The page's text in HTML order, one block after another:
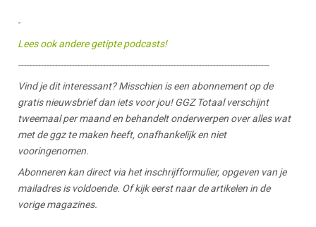
-
Lees ook andere getipte podcasts!
-----------------------------------------------------------------------------------------
Vind je dit interessant? Misschien is een abonnement op de
gratis nieuwsbrief dan iets voor jou! GGZ Totaal verschijnt
tweemaal per maand en behandelt onderwerpen over alles wat
met de ggz te maken heeft, onafhankelijk en niet
vooringenomen.
Abonneren kan direct via het inschrijfformulier, opgeven van je
mailadres is voldoende. Of kijk eerst naar de artikelen in de
vorige magazines.